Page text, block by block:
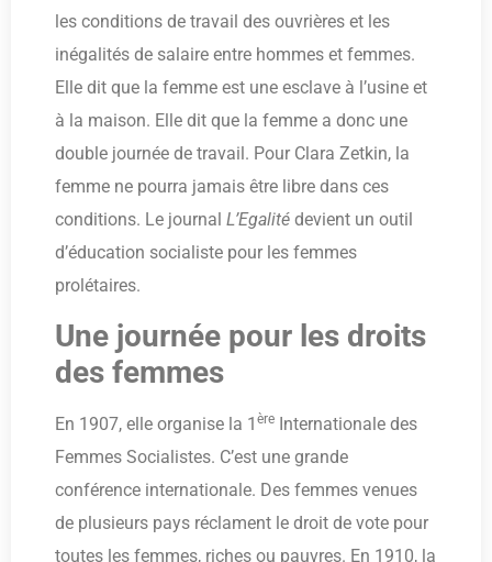
les conditions de travail des ouvrières et les
inégalités de salaire entre hommes et femmes.
Elle dit que la femme est une esclave à l’usine et
à la maison. Elle dit que la femme a donc une
double journée de travail. Pour Clara Zetkin, la
femme ne pourra jamais être libre dans ces
conditions. Le journal L’Egalité devient un outil
d’éducation socialiste pour les femmes
prolétaires.
Une journée pour les droits
des femmes
En 1907, elle organise la 1 ère Internationale des
Femmes Socialistes. C’est une grande
conférence internationale. Des femmes venues
de plusieurs pays réclament le droit de vote pour
toutes les femmes, riches ou pauvres. En 1910, la